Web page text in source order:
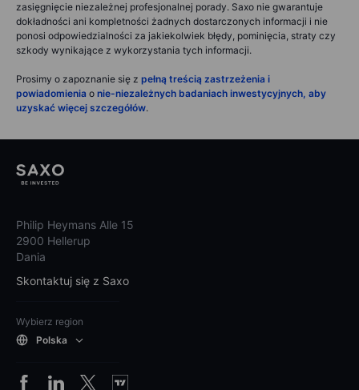
zasięgnięcie niezależnej profesjonalnej porady. Saxo nie gwarantuje
dokładności ani kompletności żadnych dostarczonych informacji i nie
ponosi odpowiedzialności za jakiekolwiek błędy, pominięcia, straty czy
szkody wynikające z wykorzystania tych informacji.
Prosimy o zapoznanie się z pełną treścią zastrzeżenia i
powiadomienia o nie-niezależnych badaniach inwestycyjnych, aby
uzyskać więcej szczegółów.
Philip Heymans Alle 15
2900 Hellerup
Dania
Skontaktuj się z Saxo
Wybierz region
Polska